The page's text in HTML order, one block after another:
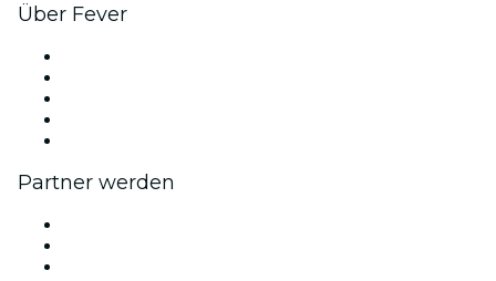
Über Fever
Partner werden